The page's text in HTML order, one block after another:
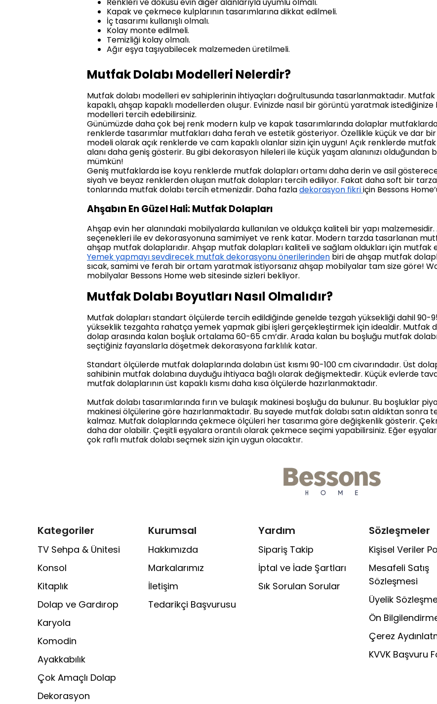
Kapak ve çekmece kulplarının tasarımlarına dikkat edilmeli.
İç tasarımı kullanışlı olmalı.
Kolay monte edilmeli.
Temizliği kolay olmalı.
Ağır eşya taşıyabilecek malzemeden üretilmeli.
Mutfak Dolabı Modelleri Nelerdir?
Mutfak dolabı modelleri ev sahiplerinin ihtiyaçları doğrultusunda tasarlanmaktadır.
kapaklı, ahşap kapaklı modellerden oluşur. Evinizde nasıl bir görüntü yaratmak
modelleri tercih edebilirsiniz.
Günümüzde daha çok bej renk modern kulp ve kapak tasarımlarında dolaplar
renklerde tasarımlar mutfakları daha ferah ve estetik gösteriyor. Özellikle küçük ve dar
modeli olarak açık renklerde ve cam kapaklı olanlar sizin için uygun! Açık renklerde mutfak
alanı daha geniş gösterir. Bu gibi dekorasyon hileleri ile küçük yaşam alanınızı
mümkün!
Geniş mutfaklarda ise koyu renklerde mutfak dolapları ortamı daha derin ve asil
siyah ve beyaz renklerden oluşan mutfak dolapları tercih ediliyor. Fakat daha soft bir
tonlarında mutfak dolabı tercih etmenizdir. Daha fazladekorasyon fikriiçin Bessons
Ahşabın En Güzel Hali: Mutfak Dolapları
Ahşap evin her alanındaki mobilyalarda kullanılan ve oldukça kaliteli bir yapı
seçenekleri ile ev dekorasyonuna samimiyet ve renk katar. Modern tarzda tasarlanan
ahşap mutfak dolaplarıdır. Ahşap mutfak dolapları kaliteli ve sağlam oldukları için mutfak
Yemek yapmayı sevdirecek mutfak dekorasyonu önerilerinden biri de ahşap mutfak
sıcak, samimi ve ferah bir ortam yaratmak istiyorsanız ahşap mobilyalar tam size göre!
mobilyalar Bessons Home web sitesinde sizleri bekliyor.
Mutfak Dolabı Boyutları Nasıl Olmalıdır?
Mutfak dolapları standart ölçülerde tercih edildiğinde genelde tezgah yüksekliği dahil 90-
yükseklik tezgahta rahatça yemek yapmak gibi işleri gerçekleştirmek için idealdir. Mutfak
dolap arasında kalan boşluk ortalama 60-65 cm’dir. Arada kalan bu boşluğu mutfak
seçtiğiniz fayanslarla döşetmek dekorasyona farklılık katar.
Standart ölçülerde mutfak dolaplarında dolabın üst kısmı 90-100 cm civarındadır. Üst
sahibinin mutfak dolabına duyduğu ihtiyaca bağlı olarak değişmektedir. Küçük evlerde
mutfak dolaplarının üst kapaklı kısmı daha kısa ölçülerde hazırlanmaktadır.
Mutfak dolabı tasarımlarında fırın ve bulaşık makinesi boşluğu da bulunur. Bu boşluklar
makinesi ölçülerine göre hazırlanmaktadır. Bu sayede mutfak dolabı satın aldıktan sonra
kalmaz. Mutfak dolaplarında çekmece ölçüleri her tasarıma göre değişkenlik gösterir.
daha dar olabilir. Çeşitli eşyalara orantılı olarak çekmece seçimi yapabilirsiniz. Eğer
çok raflı mutfak dolabı seçmek sizin için uygun olacaktır.
Kategoriler
TV Sehpa & Ünitesi
Konsol
Kitaplık
Dolap ve Gardırop
Karyola
Komodin
Ayakkabılık
Çok Amaçlı Dolap
Dekorasyon
Kurumsal
Hakkımızda
Markalarımız
İletişim
Tedarikçi Başvurusu
Yardım
Sipariş Takip
İptal ve İade Şartları
Sık Sorulan Sorular
Sözleşmeler
Kişisel Veriler
Mesafeli Satış
Sözleşmesi
Üyelik
Ön
Çerez
KVVK Başvuru